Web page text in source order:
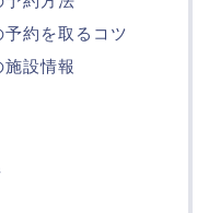
約を取るコツ
設情報